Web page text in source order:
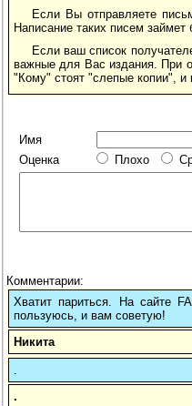
Если Вы отправляете
Написание таких писем
Если ваш список
важные для Вас издания. При
"Кому" стоят "слепые копии", и
Имя
Оценка
Плохо
Комментарии:
Хватит париться. На сайте
пользуюсь, и вам советую!
Никита
.